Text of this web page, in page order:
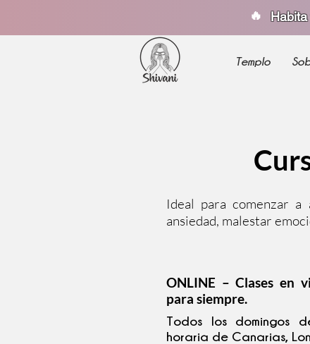
🔥
Templo
Ideal para comenzar a
ansiedad, malestar
ONLINE – Clases en
para siempre.
Todos los domingos
horaria de Canarias,